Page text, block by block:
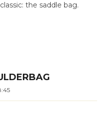
the saddle bag.